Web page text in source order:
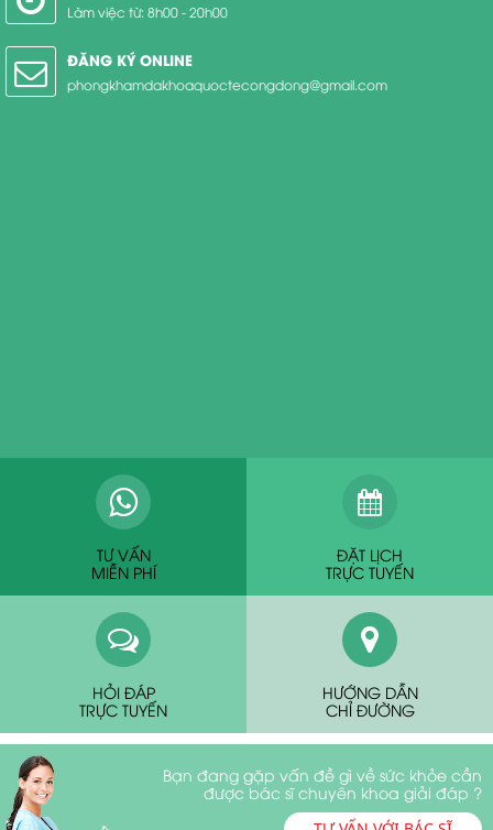
Làm việc từ: 8h00 - 20h00
ĐĂNG KÝ ONLINE
phongkhamdakhoaquoctecongdong@gmail.com
TƯ VẤN
MIỄN PHÍ
ĐẶT LỊCH
TRỰC TUYẾN
HỎI ĐÁP
TRỰC TUYẾN
HƯỚNG DẪN
CHỈ ĐƯỜNG
Bạn đang gặp vấn đề gì về sức khỏe cần
được bác sĩ chuyên khoa giải đáp ?